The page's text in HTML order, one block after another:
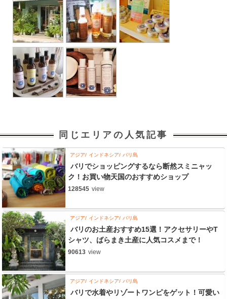
同じエリアの人気記事
アジア インドネシア バリ島
バリでショッピングするなら断然スミニャッ
ク！お買い物天国のおすすめショップ
128545 view
アジア インドネシア バリ島
バリのお土産おすすめ15選！アクセサリーやT
シャツ、ばらまき土産に人気コスメまで！
90613 view
アジア インドネシア バリ島
バリで水着やリゾートワンピをゲット！可愛い